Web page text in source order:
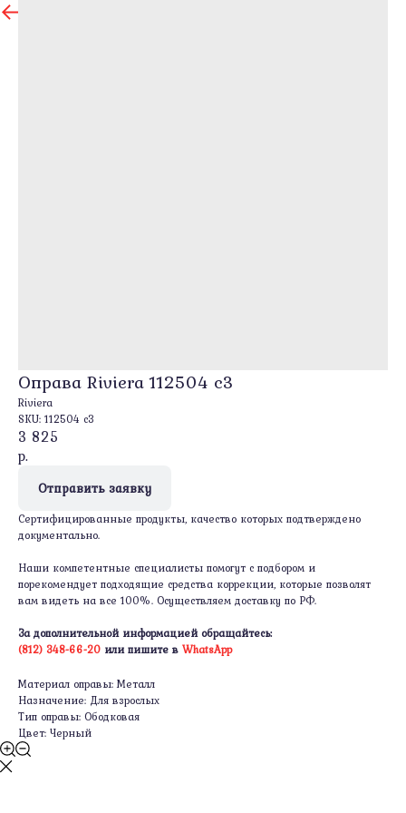
назад
Оправа Riviera 112504 c3
Riviera
SKU: 112504 c3
3 825
р.
Отправить заявку
Сертифицированные продукты, качество которых подтверждено
документально.
Наши компетентные специалисты помогут с подбором и
порекомендует подходящие средства коррекции, которые позволят
вам видеть на все 100%. Осуществляем доставку по РФ.
За дополнительной информацией обращайтесь:
(812) 348-66-20 или пишите в WhatsApp
Материал оправы: Металл
Назначение: Для взрослых
Тип оправы: Ободковая
Цвет: Черный